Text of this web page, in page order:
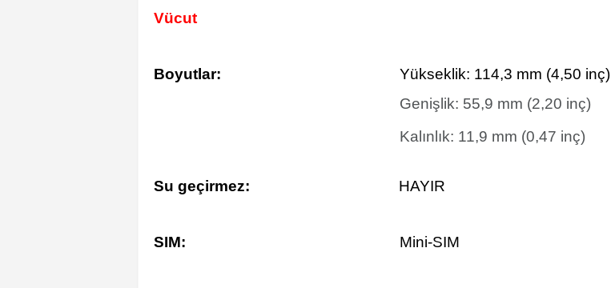
Vücut
Boyutlar: Yükseklik: 114,3 mm (4,50 inç)
Genişlik: 55,9 mm (2,20 inç)
Kalınlık: 11,9 mm (0,47 inç)
Su geçirmez: HAYIR
SIM: Mini-SIM